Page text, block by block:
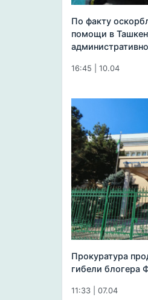
По факту
помощи в
16:45 | 10.04
Прокуратура
гибели блогера
11:33 | 07.04